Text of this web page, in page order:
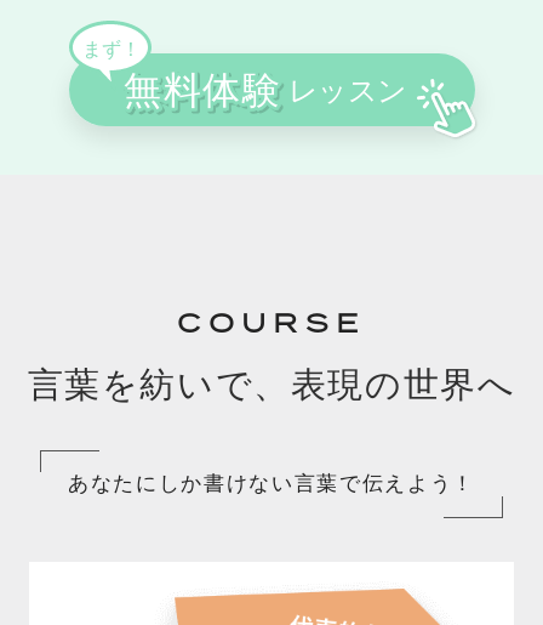
COURSE
言葉を紡いで、表現の世界へ
あなたにしか書けない言葉で伝えよう！